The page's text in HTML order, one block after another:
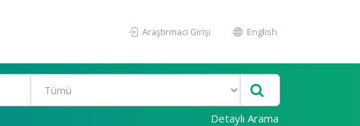
Araştırmacı Girişi English
Detaylı Arama